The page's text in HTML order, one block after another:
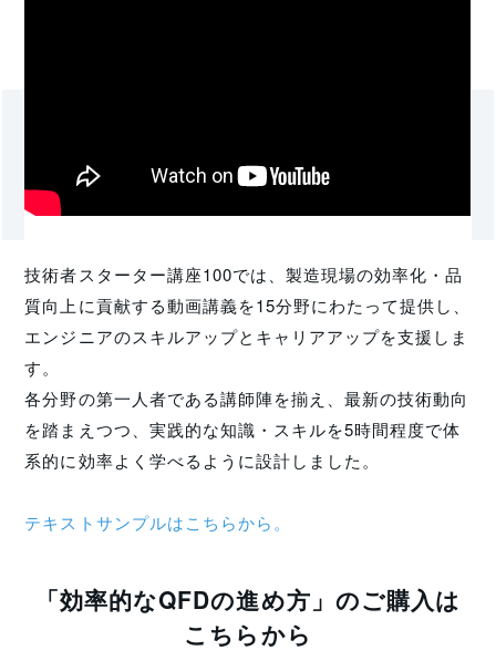
技術者スターター講座100では、製造現場の効率化・品
質向上に貢献する動画講義を15分野にわたって提供し、
エンジニアのスキルアップとキャリアアップを支援しま
す。
各分野の第一人者である講師陣を揃え、最新の技術動向
を踏まえつつ、実践的な知識・スキルを5時間程度で体
系的に効率よく学べるように設計しました。
テキストサンプルはこちらから。
「効率的なQFDの進め方」のご購入は
こちらから